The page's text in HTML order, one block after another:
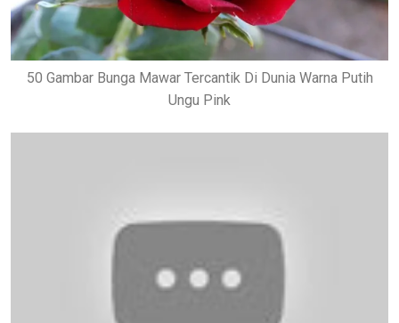
50 Gambar Bunga Mawar Tercantik Di Dunia Warna Putih
Ungu Pink